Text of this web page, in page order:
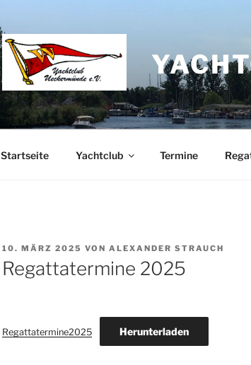
Startseite Yachtclub Termine
VERÖFFENTLICHT
AM
10. MÄRZ 2025 VON ALEXANDER STRAUCH
Regattatermine 2025
Regattatermine2025 Herunterladen